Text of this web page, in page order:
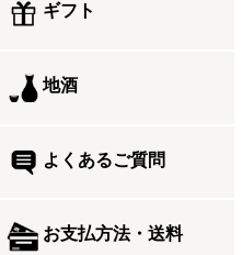
ギフト
地酒
よくあるご質問
お支払方法・送料